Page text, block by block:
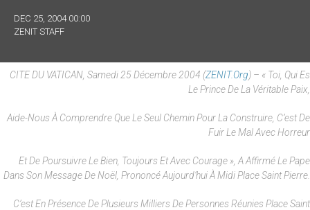
DEC 25, 2004 00:00
ZENIT STAFF
CITE DU VATICAN, Samedi 25 Décembre 2004 (ZENIT.org) – « Toi, Qui Es
Le Prince De La Véritable Paix,
Aide-Nous À Comprendre Que Le Seul Chemin Pour La Construire, C’est De
Fuir Le Mal Avec Horreur
Et De Poursuivre Le Bien, Toujours Et Avec Courage », A Affirmé Le Pape
Dans Son Message De Noël, Prononcé Aujourd’hui À Midi Place Saint Pierre.
C’est En Présence De Plusieurs Milliers De Personnes Réunies Place Saint